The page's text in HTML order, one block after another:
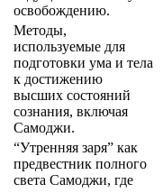
освобождению.
Методы,
используемые для
подготовки ума и тела
к достижению
высших состояний
сознания, включая
Самоджи.
“Утренняя заря” как
предвестник полного
света Самоджи, где